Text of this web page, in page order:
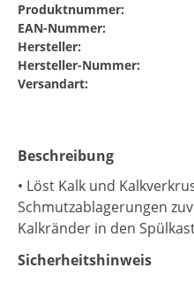
Produktnummer:
EAN-Nummer:
Hersteller:
Hersteller-Nummer:
Versandart:
Beschreibung
• Löst Kalk und
Schmutzablagerungen
Kalkränder in den
Sicherheitshinweis